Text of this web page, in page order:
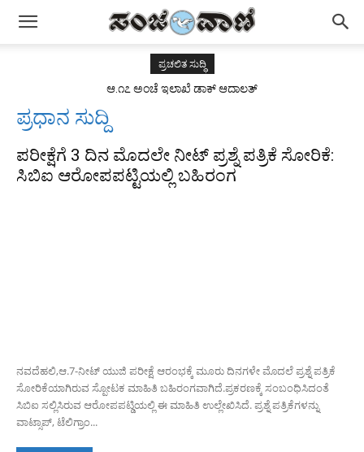
ಪ್ರಚಲಿತ ಸುದ್ಧಿ
ಆ.೧೭ ಅಂಚೆ ಇಲಾಖೆ ಡಾಕ್ ಆದಾಲತ್
ಪ್ರಧಾನ ಸುದ್ದಿ
ಪರೀಕ್ಷೆಗೆ 3 ದಿನ ಮೊದಲೇ ನೀಟ್ ಪ್ರಶ್ನೆ ಪತ್ರಿಕೆ ಸೋರಿಕೆ:
ಸಿಬಿಐ ಆರೋಪಪಟ್ಟಿಯಲ್ಲಿ ಬಹಿರಂಗ
ನವದೆಹಲಿ,ಆ.7-ನೀಟ್ ಯುಜಿ ಪರೀಕ್ಷೆ ಆರಂಭಕ್ಕೆ ಮೂರು ದಿನಗಳೇ ಮೊದಲೆ‌ ಪ್ರಶ್ನೆ ಪತ್ರಿಕೆ
ಸೋರಿಕೆಯಾಗಿರುವ ಸ್ಪೋಟಕ ಮಾಹಿತಿ ಬಹಿರಂಗವಾಗಿದೆ.ಪ್ರಕರಣಕ್ಕೆ ಸಂಬಂಧಿಸಿದಂತೆ
ಸಿಬಿಐ ಸಲ್ಲಿಸಿರುವ ಆರೋಪಪಟ್ಡಿಯಲ್ಲಿ ಈ ಮಾಹಿತಿ ಉಲ್ಲೇಖಿಸಿದೆ. ಪ್ರಶ್ನೆ ಪತ್ರಿಕೆಗಳನ್ನು
ವಾಟ್ಸಾಪ್, ಟೆಲಿಗ್ರಾಂ...